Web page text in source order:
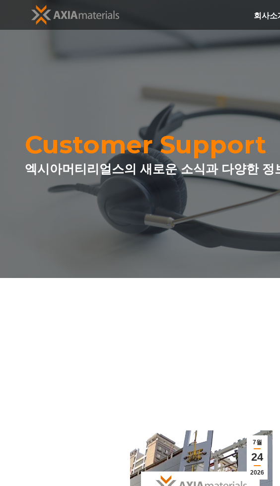
회사소
Customer Support
엑시아머티리얼스의 새로운 소식과 다양한
7월
24
2026